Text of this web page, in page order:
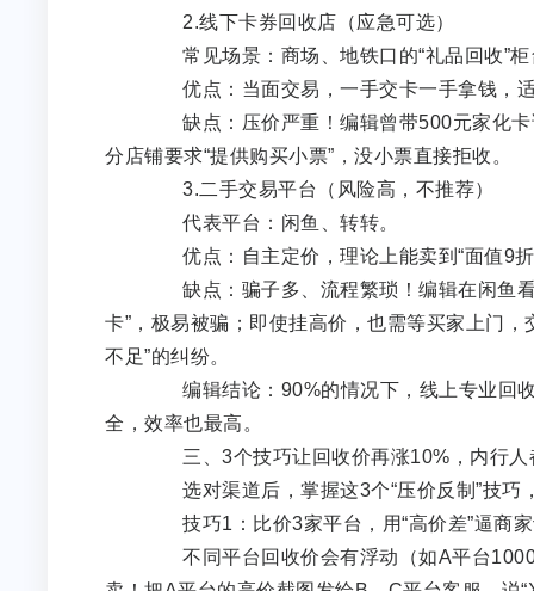
2.线下卡券回收店（应急可选）
常见场景：商场、地铁口的“礼品回收”柜
优点：当面交易，一手交卡一手拿钱，适
缺点：压价严重！编辑曾带500元家化卡
分店铺要求“提供购买小票”，没小票直接拒收。
3.二手交易平台（风险高，不推荐）
代表平台：闲鱼、转转。
优点：自主定价，理论上能卖到“面值9折
缺点：骗子多、流程繁琐！编辑在闲鱼看
卡”，极易被骗；即使挂高价，也需等买家上门
不足”的纠纷。
编辑结论：90%的情况下，线上专业回
全，效率也最高。
三、3个技巧让回收价再涨10%，内行人
选对渠道后，掌握这3个“压价反制”技巧
技巧1：比价3家平台，用“高价差”逼商
不同平台回收价会有浮动（如A平台1000